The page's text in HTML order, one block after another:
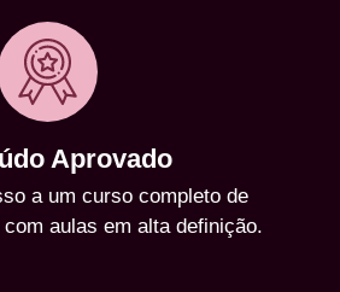
Aprovado
a um curso completo de
aulas em alta definição.